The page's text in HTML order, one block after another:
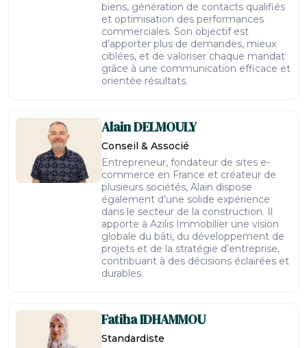
biens, génération de contacts qualifiés
et optimisation des performances
commerciales. Son objectif est
d’apporter plus de demandes, mieux
ciblées, et de valoriser chaque mandat
grâce à une communication efficace et
orientée résultats.
AlainDELMOULY
Conseil & Associé
Entrepreneur, fondateur de sites e-
commerce en France et créateur de
plusieurs sociétés, Alain dispose
également d’une solide expérience
dans le secteur de la construction. Il
apporte à Azilis Immobilier une vision
globale du bâti, du développement de
projets et de la stratégie d’entreprise,
contribuant à des décisions éclairées et
durables.
FatihaIDHAMMOU
Standardiste